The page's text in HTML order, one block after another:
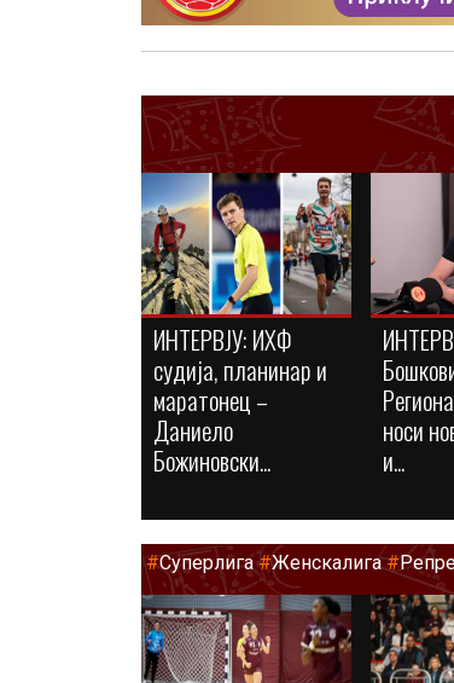
ИНТЕРВЈУ: ИХФ
судија, планинар и
маратонец –
Даниело
Божиновски...
носи
и...
#Суперлига #Женскалига#